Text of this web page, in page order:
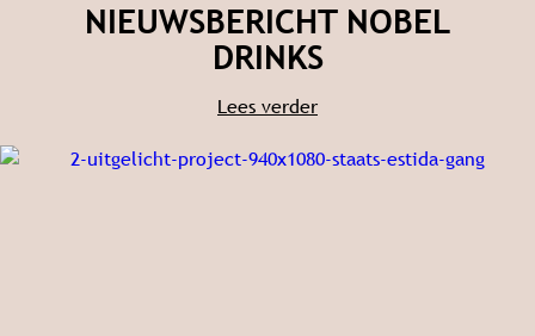
NIEUWSBERICHT NOBEL
DRINKS
Lees verder